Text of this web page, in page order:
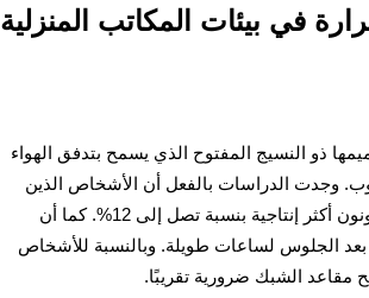
في بيئات المكاتب المنزلية
ذو النسيج المفتوح الذي يسمح بتدفق الهواء
وجدت الدراسات بالفعل أن الأشخاص الذين
يجلسون بشكل مريح في درجات حرارة تتراوح بين 21 و25 درجة مئوية يكونون أكثر إنتاجية بنسبة تصل إلى 12%. كما أن
بعد الجلوس لساعات طويلة. وبالنسبة للأشخاص
مقاعد الشبك ضرورية تقريبًا.